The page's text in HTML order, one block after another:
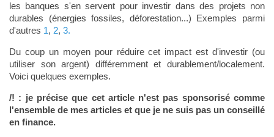
les banques s'en servent pour investir dans des projets non
durables (énergies fossiles, déforestation...) Exemples parmi
d'autres 1, 2, 3.
Du coup un moyen pour réduire cet impact est d'investir (ou
utiliser son argent) différemment et durablement/localement.
Voici quelques exemples.
/! : je précise que cet article n'est pas sponsorisé comme
l'ensemble de mes articles et que je ne suis pas un conseillé
en finance.